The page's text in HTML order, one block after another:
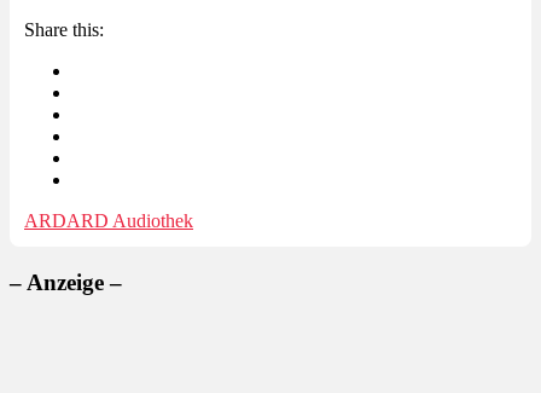
Share this:
ARDARD Audiothek
– Anzeige –